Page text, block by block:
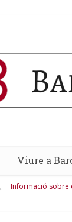
Viure a
Informació sobre